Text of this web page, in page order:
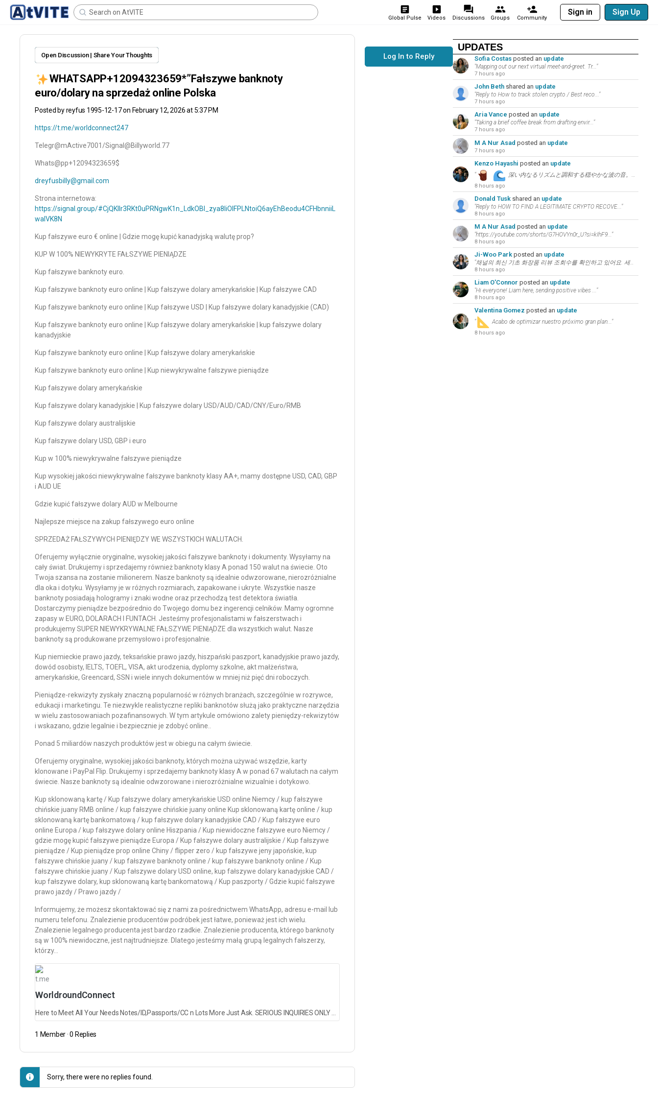
Global Pulse Videos Discussions Groups Community
Sign in Sign Up
Open Discussion | Share Your Thoughts
WHATSAPP+12094323659*”Fałszywe banknoty
euro/dolary na sprzedaż online Polska
Posted byreyfus 1995-12-17on February 12, 2026 at 5:37 PM
https://t.me/worldconnect247
Telegr@mActive7001/Signal@Billyworld.77
Whats@pp+12094323659$
dreyfusbilly@gmail.com
Strona internetowa:
https://signal.group/#CjQKIIr3RKt0uPRNgwK1n_LdkOBl_zya8liOlFPLNtoiQ6ayEhBeodu4CFHbnniiL
waIVK8N
Kup fałszywe euro € online | Gdzie mogę kupić kanadyjską walutę prop?
KUP W 100% NIEWYKRYTE FAŁSZYWE PIENIĄDZE
Kup fałszywe banknoty euro.
Kup fałszywe banknoty euro online | Kup fałszywe dolary amerykańskie | Kup fałszywe CAD
Kup fałszywe banknoty euro online | Kup fałszywe USD | Kup fałszywe dolary kanadyjskie (CAD)
Kup fałszywe banknoty euro online | Kup fałszywe dolary amerykańskie | kup fałszywe dolary
kanadyjskie
Kup fałszywe banknoty euro online | Kup fałszywe dolary amerykańskie
Kup fałszywe banknoty euro online | Kup niewykrywalne fałszywe pieniądze
Kup fałszywe dolary amerykańskie
Kup fałszywe dolary kanadyjskie | Kup fałszywe dolary USD/AUD/CAD/CNY/Euro/RMB
Kup fałszywe dolary australijskie
Kup fałszywe dolary USD, GBP i euro
Kup w 100% niewykrywalne fałszywe pieniądze
Kup wysokiej jakości niewykrywalne fałszywe banknoty klasy AA+, mamy dostępne USD, CAD, GBP
i AUD UE
Gdzie kupić fałszywe dolary AUD w Melbourne
Najlepsze miejsce na zakup fałszywego euro online
SPRZEDAŻ FAŁSZYWYCH PIENIĘDZY WE WSZYSTKICH WALUTACH.
Oferujemy wyłącznie oryginalne, wysokiej jakości fałszywe banknoty i dokumenty. Wysyłamy na
cały świat. Drukujemy i sprzedajemy również banknoty klasy A ponad 150 walut na świecie. Oto
Twoja szansa na zostanie milionerem. Nasze banknoty są idealnie odwzorowane, nierozróżnialne
dla oka i dotyku. Wysyłamy je w różnych rozmiarach, zapakowane i ukryte. Wszystkie nasze
banknoty posiadają hologramy i znaki wodne oraz przechodzą test detektora światła.
Dostarczymy pieniądze bezpośrednio do Twojego domu bez ingerencji celników. Mamy ogromne
zapasy w EURO, DOLARACH I FUNTACH. Jesteśmy profesjonalistami w fałszerstwach i
produkujemy SUPER NIEWYKRYWALNE FAŁSZYWE PIENIĄDZE dla wszystkich walut. Nasze
banknoty są produkowane przemysłowo i profesjonalnie.
Kup niemieckie prawo jazdy, teksańskie prawo jazdy, hiszpański paszport, kanadyjskie prawo jazdy,
dowód osobisty, IELTS, TOEFL, VISA, akt urodzenia, dyplomy szkolne, akt małżeństwa,
amerykańskie, Greencard, SSN i ​​wiele innych dokumentów w mniej niż pięć dni roboczych.
Pieniądze-rekwizyty zyskały znaczną popularność w różnych branżach, szczególnie w rozrywce,
edukacji i marketingu. Te niezwykle realistyczne repliki banknotów służą jako praktyczne narzędzia
w wielu zastosowaniach pozafinansowych. W tym artykule omówiono zalety pieniędzy-rekwizytów
i wskazano, gdzie legalnie i bezpiecznie je zdobyć online.
Ponad 5 miliardów naszych produktów jest w obiegu na całym świecie.
Oferujemy oryginalne, wysokiej jakości banknoty, których można używać wszędzie, karty
klonowane i PayPal Flip. Drukujemy i sprzedajemy banknoty klasy A w ponad 67 walutach na całym
świecie. Nasze banknoty są idealnie odwzorowane i nierozróżnialne wizualnie i dotykowo.
Kup sklonowaną kartę / Kup fałszywe dolary amerykańskie USD online Niemcy / kup fałszywe
chińskie juany RMB online / kup fałszywe chińskie juany online Kup sklonowaną kartę online / kup
sklonowaną kartę bankomatową / kup fałszywe dolary kanadyjskie CAD / Kup fałszywe euro
online Europa / kup fałszywe dolary online Hiszpania / Kup niewidoczne fałszywe euro Niemcy /
gdzie mogę kupić fałszywe pieniądze Europa / Kup fałszywe dolary australijskie / Kup fałszywe
pieniądze / Kup pieniądze prop online Chiny / flipper zero / kup fałszywe jeny japońskie, kup
fałszywe chińskie juany / kup fałszywe banknoty online / kup fałszywe banknoty online / Kup
fałszywe chińskie juany / Kup fałszywe dolary USD online, kup fałszywe dolary kanadyjskie CAD /
kup fałszywe dolary, kup sklonowaną kartę bankomatową / Kup paszporty / Gdzie kupić fałszywe
prawo jazdy / Prawo jazdy /
Informujemy, że możesz skontaktować się z nami za pośrednictwem WhatsApp, adresu e-mail lub
numeru telefonu. Znalezienie producentów podróbek jest łatwe, ponieważ jest ich wielu.
Znalezienie legalnego producenta jest bardzo rzadkie. Znalezienie producenta, którego banknoty
są w 100% niewidoczne, jest najtrudniejsze. Dlatego jesteśmy małą grupą legalnych fałszerzy,
którzy…
t.me
WorldroundConnect
1 Member· 0 Replies
Sorry, there were no replies found.
Log In to Reply
UPDATES
Sofia Costasposted an update
"Mapping out our next virtual meet-and-greet. Tr..."
7 hours ago
John Bethshared an update
"Reply to How to track stolen crypto / Best reco..."
7 hours ago
Aria Vance posted an update
"Taking a brief coffee break from drafting envir..."
7 hours ago
M A Nur Asad posted an update
7 hours ago
Kenzo Hayashi posted an update
" 深い内なるリズムと調和する穏やかな波の音。今日の環境音からのインスピレーション：”..."
8 hours ago
Donald Tuskshared an update
"Reply to HOW TO FIND A LEGITIMATE CRYPTO RECOVE..."
8 hours ago
M A Nur Asad posted an update
"https://youtube.com/shorts/G7HOVYn0r_U?si=kIhF9..."
8 hours ago
Ji-Woo Parkposted an update
"채널의 최신 기초 화장품 리뷰 조회수를 확인하고 있어요. 세련된 코디의 핵심은 본인에..."
8 hours ago
Liam O'Connor posted an update
"Hi everyone! Liam here, sending positive vibes ..."
8 hours ago
Valentina Gomez posted an update
" Acabo de optimizar nuestro próximo gran plan..."
8 hours ago